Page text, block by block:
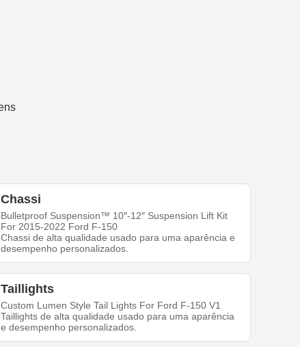
Chassi
Bulletproof Suspension™ 10″-12″ Suspension Lift Kit
For 2015-2022 Ford F-150
Chassi de alta qualidade usado para uma aparência e
desempenho personalizados.
Taillights
Custom Lumen Style Tail Lights For Ford F-150 V1
Taillights de alta qualidade usado para uma aparência
e desempenho personalizados.